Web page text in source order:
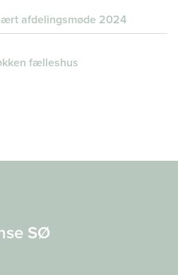
afdelingsmøde 2024
fælleshus
SØ